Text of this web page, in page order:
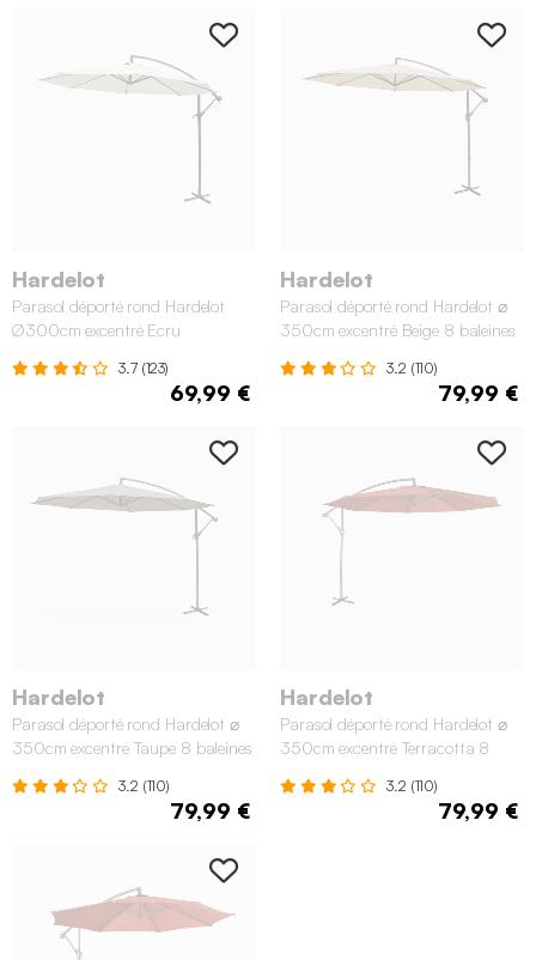
Hardelot
Parasol déporté rond Hardelot
Ø300cm excentré Ecru
3.7 (123)
69,99 €
Hardelot
Parasol déporté rond Hardelot ⌀
350cm excentré Beige 8 baleines
3.2 (110)
79,99 €
Hardelot
Parasol déporté rond Hardelot ⌀
350cm excentré Taupe 8 baleines
3.2 (110)
79,99 €
Hardelot
Parasol déporté rond Hardelot ⌀
350cm excentré Terracotta 8
3.2 (110)
79,99 €